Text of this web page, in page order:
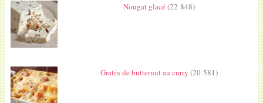
Nougat glacé(22 848)
Gratin de butternut au curry (20 581)